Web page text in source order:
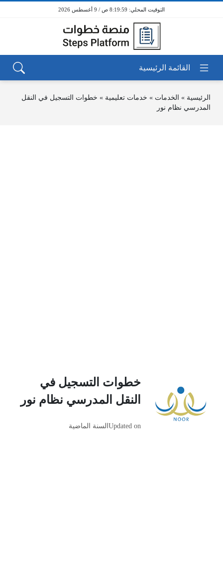
8:19:59 ص / 9 أغسطس 2026
الرئيسية » الخدمات » خدمات تعليمية » خطوات التسجيل في النقل
المدرسي نظام نور
خطوات التسجيل في
النقل المدرسي نظام نور
Updated onالسنة الماضية